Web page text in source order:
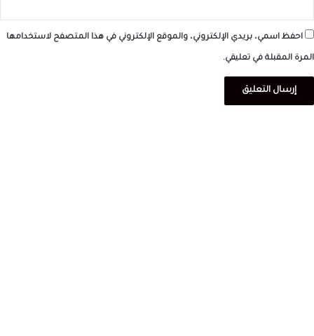
احفظ اسمي، بريدي الإلكتروني، والموقع الإلكتروني في هذا المتصفح لاستخدامها
المرة المقبلة في تعليقي.